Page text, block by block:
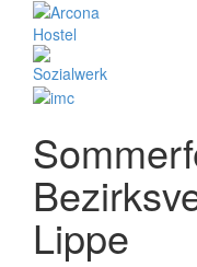
Lippe